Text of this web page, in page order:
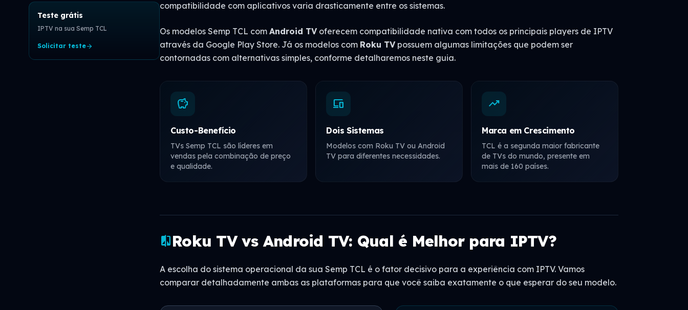
Teste grátis
IPTV na sua Semp TCL
Solicitar testearrow_forward
compatibilidade com aplicativos varia drasticamente entre os sistemas.
Os modelos Semp TCL com Android TVoferecem compatibilidade nativa com todos os principais players de IPTV
através da Google Play Store. Já os modelos com Roku TVpossuem algumas limitações que podem ser
contornadas com alternativas simples, conforme detalharemos neste guia.
savings
Custo-Benefício
TVs Semp TCL são líderes em
vendas pela combinação de preço
e qualidade.
devices
Dois Sistemas
Modelos com Roku TV ou Android
TV para diferentes necessidades.
trending_up
Marca em Crescimento
TCL é a segunda maior fabricante
de TVs do mundo, presente em
mais de 160 países.
compareRoku TV vs Android TV: Qual é Melhor para IPTV?
A escolha do sistema operacional da sua Semp TCL é o fator decisivo para a experiência com IPTV. Vamos
comparar detalhadamente ambas as plataformas para que você saiba exatamente o que esperar do seu modelo.